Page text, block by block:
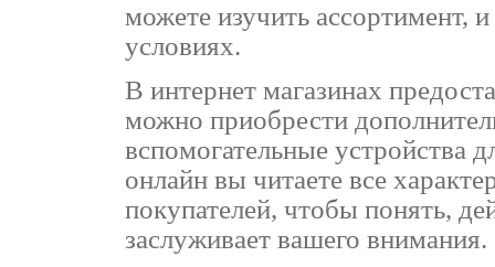
можете изучить ассортимент,
условиях.
В интернет магазинах
можно приобрести
вспомогательные устройства
онлайн вы читаете все
покупателей, чтобы понять,
заслуживает вашего внимания.